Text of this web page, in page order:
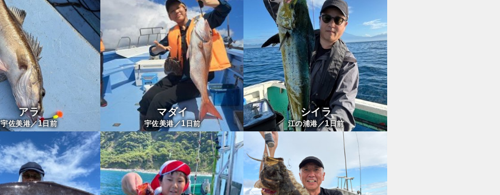
アラ
宇佐美港／1日前
マダイ
宇佐美港／1日前
シイラ
江の浦港／1日前